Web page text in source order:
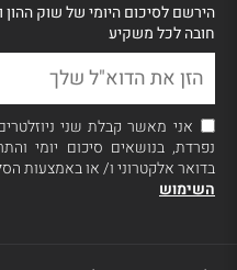
הירשם לסיכום היומי של שוק ההון
חובה לכל משקיע
אני מאשר קבלת שני
נפרדת, בנושאים סיכום יומי
בדואר אלקטרוני ו/ או באמצעות
השימוש